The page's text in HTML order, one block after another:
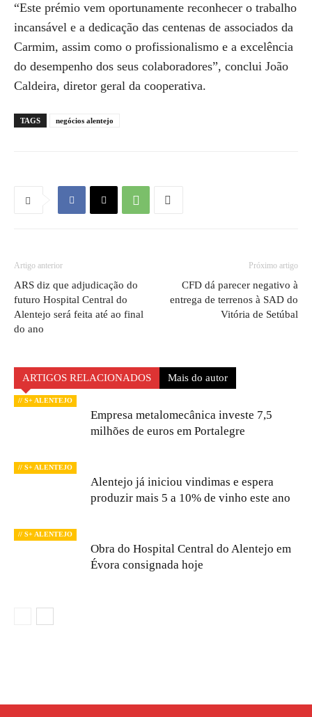
“Este prémio vem oportunamente reconhecer o trabalho
incansável e a dedicação das centenas de associados da
Carmim, assim como o profissionalismo e a excelência
do desempenho dos seus colaboradores”, conclui João
Caldeira, diretor geral da cooperativa.
TAGS negócios alentejo
Artigo anterior
ARS diz que adjudicação do
futuro Hospital Central do
Alentejo será feita até ao final
do ano
Próximo artigo
CFD dá parecer negativo à
entrega de terrenos à SAD do
Vitória de Setúbal
ARTIGOS RELACIONADOS Mais do autor
// S+ ALENTEJO
Empresa metalomecânica investe 7,5
milhões de euros em Portalegre
// S+ ALENTEJO
Alentejo já iniciou vindimas e espera
produzir mais 5 a 10% de vinho este ano
// S+ ALENTEJO
Obra do Hospital Central do Alentejo em
Évora consignada hoje